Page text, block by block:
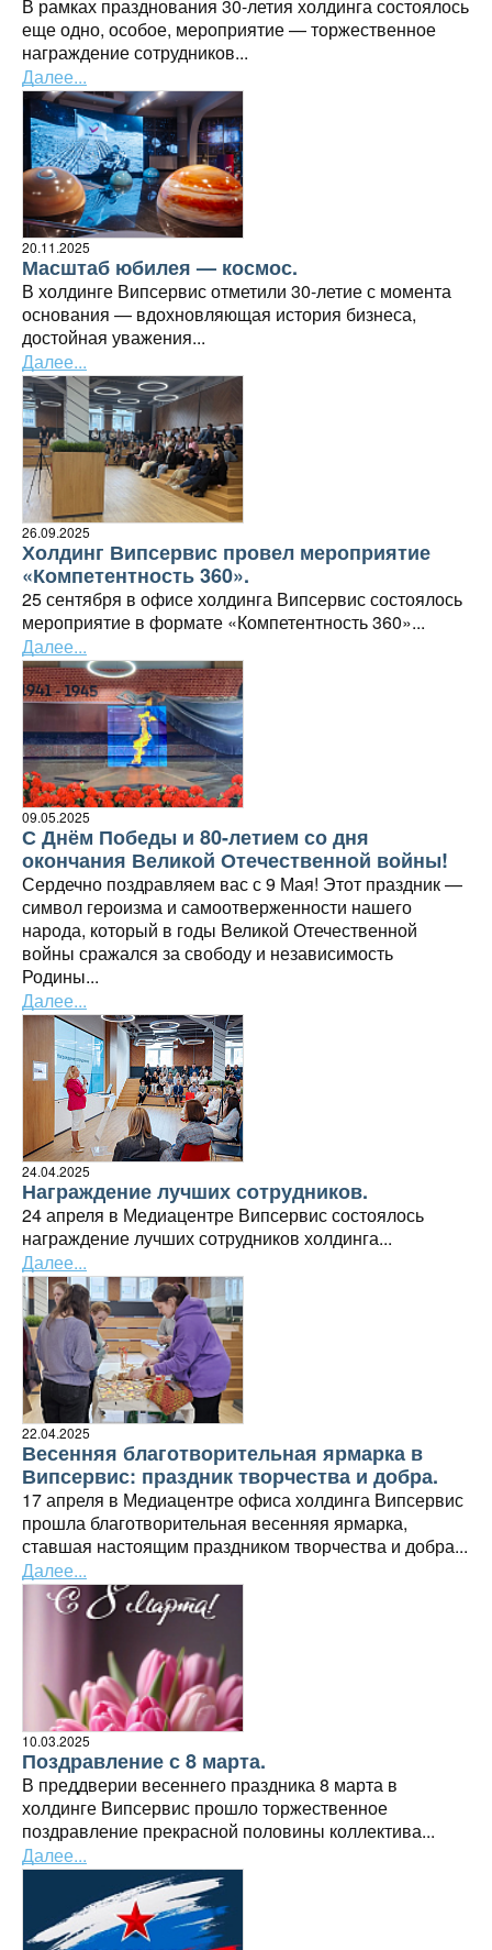
В рамках празднования 30-летия холдинга состоялось
еще одно, особое, мероприятие — торжественное
награждение сотрудников...
Далее...
Масштаб юбилея — космос.
В холдинге Випсервис отметили 30-летие с момента
основания — вдохновляющая история бизнеса,
достойная уважения...
20.11.2025
Далее...
Холдинг Випсервис провел мероприятие
«Компетентность 360».
25 сентября в офисе холдинга Випсервис состоялось
мероприятие в формате «Компетентность 360»...
26.09.2025
Далее...
С Днём Победы и 80-летием со дня
окончания Великой Отечественной войны!
Сердечно поздравляем вас с 9 Мая! Этот праздник —
символ героизма и самоотверженности нашего
народа, который в годы Великой Отечественной
войны сражался за свободу и независимость
Родины...
09.05.2025
Далее...
Награждение лучших сотрудников.
24 апреля в Медиацентре Випсервис состоялось
награждение лучших сотрудников холдинга...
24.04.2025
Далее...
Весенняя благотворительная ярмарка в
Випсервис: праздник творчества и добра.
17 апреля в Медиацентре офиса холдинга Випсервис
прошла благотворительная весенняя ярмарка,
ставшая настоящим праздником творчества и добра...
22.04.2025
Далее...
Поздравление с 8 марта.
В преддверии весеннего праздника 8 марта в
холдинге Випсервис прошло торжественное
поздравление прекрасной половины коллектива...
10.03.2025
Далее...